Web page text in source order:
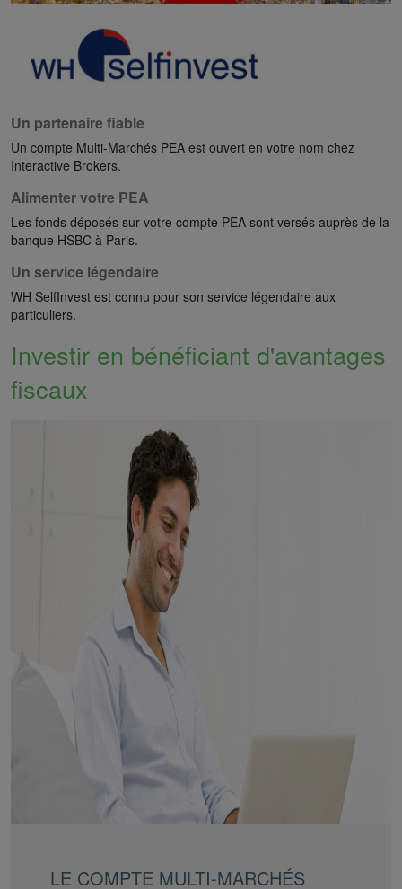
Un partenaire fiable
Un compte Multi-Marchés PEA est ouvert en votre nom chez
Interactive Brokers.
Alimenter votre PEA
Les fonds déposés sur votre compte PEA sont versés auprès de la
banque HSBC à Paris.
Un service légendaire
WH SelfInvest est connu pour son service légendaire aux
particuliers.
Investir en bénéficiant d'avantages
fiscaux
LE COMPTE MULTI-MARCHÉS